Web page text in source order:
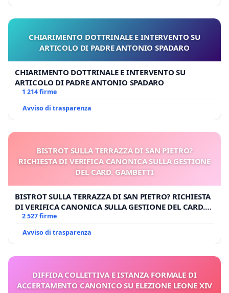
CHIARIMENTO DOTTRINALE E INTERVENTO SU
ARTICOLO DI PADRE ANTONIO SPADARO
CHIARIMENTO DOTTRINALE E INTERVENTO SU
ARTICOLO DI PADRE ANTONIO SPADARO
1 214 firme
Avviso di trasparenza
BISTROT SULLA TERRAZZA DI SAN PIETRO?
RICHIESTA DI VERIFICA CANONICA SULLA GESTIONE
DEL CARD. GAMBETTI
BISTROT SULLA TERRAZZA DI SAN PIETRO? RICHIESTA
DI VERIFICA CANONICA SULLA GESTIONE DEL CARD.
GAMBETTI
2 527 firme
Avviso di trasparenza
DIFFIDA COLLETTIVA E ISTANZA FORMALE DI
ACCERTAMENTO CANONICO SU ELEZIONE LEONE XIV